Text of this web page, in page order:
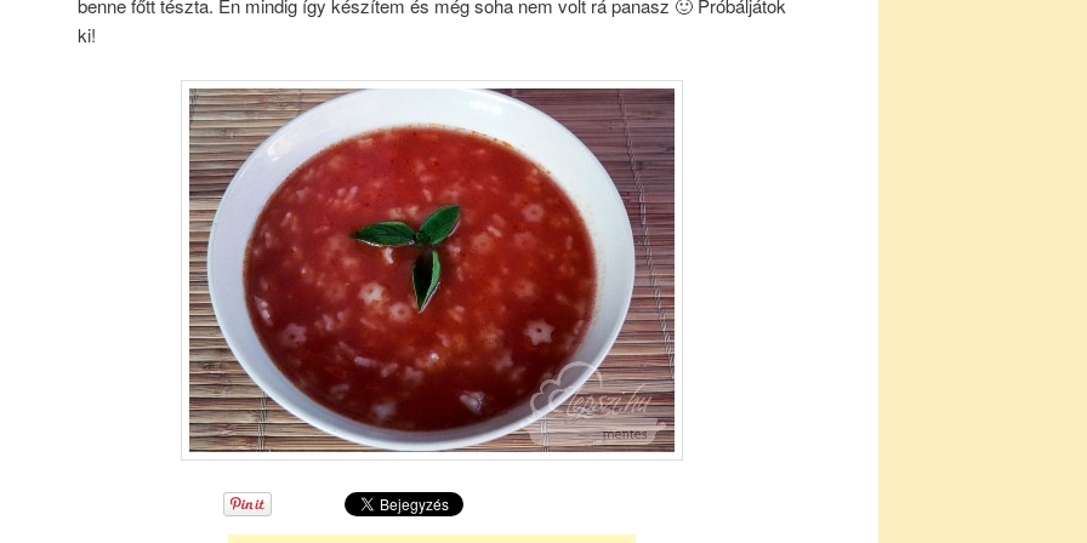
benne főtt tészta. Én mindig így készítem és még soha nem volt rá panasz 🙂 Próbáljátok
ki!